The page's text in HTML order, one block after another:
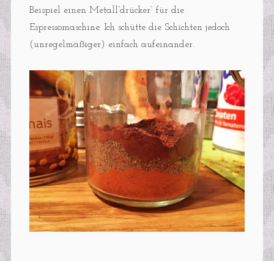
Beispiel einen Metall“drücker“ für die
Espressomaschine. Ich schütte die Schichten jedoch
(unregelmäßiger) einfach aufeinander.